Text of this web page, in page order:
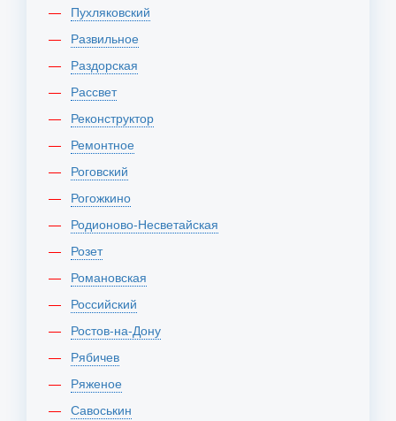
Пухляковский
Развильное
Раздорская
Рассвет
Реконструктор
Ремонтное
Роговский
Рогожкино
Родионово-Несветайская
Розет
Романовская
Российский
Ростов-на-Дону
Рябичев
Ряженое
Савоськин